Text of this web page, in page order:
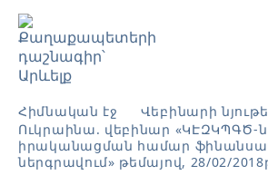
English
Հայերեն
Հիմնական էջ
Վեբինարի
Ուկրաինա. վեբինար «ԿԷԶԿՊԳԾ-
իրականացման համար
ներգրավում» թեմայով, 28/02/